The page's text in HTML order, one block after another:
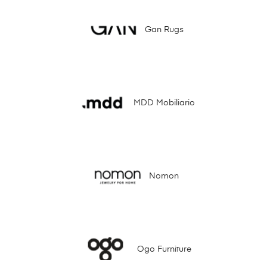
Gan Rugs
MDD Mobiliario
Nomon
Ogo Furniture